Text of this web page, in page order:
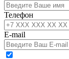
Телефон
E-mail